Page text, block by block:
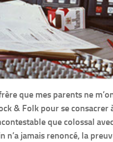
que mes parents ne
& Folk pour se
que colossal
n’a jamais renoncé, la